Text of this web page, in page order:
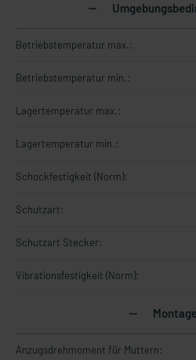
Betriebstemperatur max.:
Betriebstemperatur min.:
Lagertemperatur max.:
Lagertemperatur min.:
Schockfestigkeit (Norm):
Schutzart:
Schutzart Stecker:
Vibrationsfestigkeit (Norm):
Montage
Anzugsdrehmoment für Muttern: